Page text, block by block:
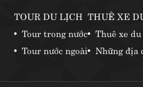
TOUR DU LỊCH
Tour trong nước
Tour nước ngoài
THUÊ XE
Thuê xe
Những địa